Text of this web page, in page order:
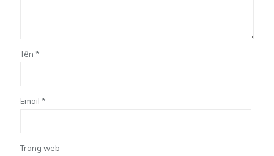
Tên *
Email *
Trang web